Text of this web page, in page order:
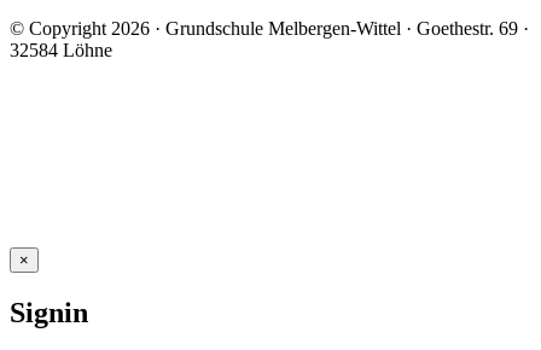
© Copyright 2026 · Grundschule Melbergen-Wittel · Goethestr. 69 ·
32584 Löhne
×
Signin